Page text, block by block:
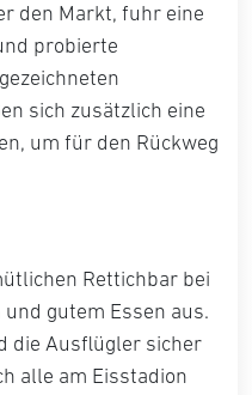
den Markt, fuhr eine
probierte
sich zusätzlich eine
um für den Rückweg
Rettichbar bei
gutem Essen aus.
die Ausflügler sicher
alle am Eisstadion